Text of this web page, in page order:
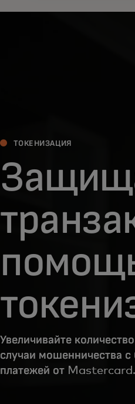
ТОКЕНИЗАЦИЯ
Увеличивайте
случаи мошенничества
платежей от Mastercard.